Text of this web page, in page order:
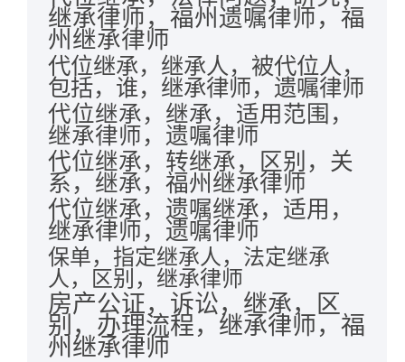
继承律师，福州遗嘱律师，福
州继承律师
代位继承，继承人，被代位人，
包括，谁，继承律师，遗嘱律师
代位继承，继承，适用范围，
继承律师，遗嘱律师
代位继承，转继承，区别，关
系，继承，福州继承律师
代位继承，遗嘱继承，适用，
继承律师，遗嘱律师
保单，指定继承人，法定继承
人，区别，继承律师
房产公证，诉讼，继承，区
别，办理流程，继承律师，福
州继承律师